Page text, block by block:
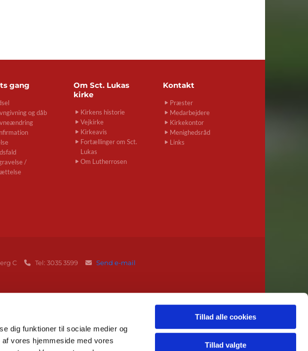
dig funktioner til sociale medier og
vores hjemmeside med vores
Tillad alle cookies
Tillad valgte
gang
og dåb
/
Om Sct. Lukas
kirke
Kirkens historie
Vejkirke
Kirkeavis
Fortællinger om Sct.
Lukas
Om Lutherrosen
Kontakt
Præster
Medarbejdere
Kirkekontor
Menighedsråd
Links
C Tel: 3035 3599  Send e-mail